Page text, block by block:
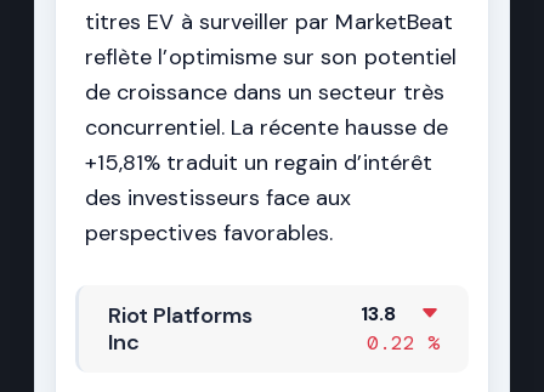
titres EV à surveiller par MarketBeat
reflète l’optimisme sur son potentiel
de croissance dans un secteur très
concurrentiel. La récente hausse de
+15,81% traduit un regain d’intérêt
des investisseurs face aux
perspectives favorables.
Riot Platforms
Inc
13.8
0.22 %